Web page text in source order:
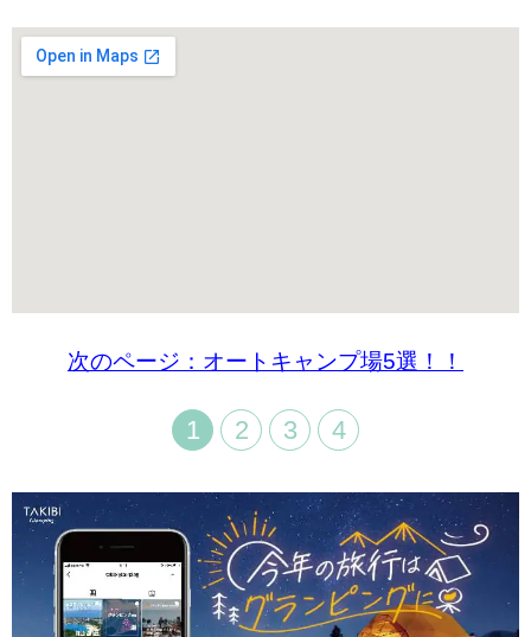
次のページ：オートキャンプ場5選！！
1 2 3 4